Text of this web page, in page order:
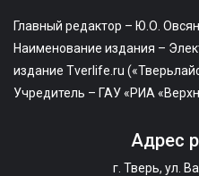
Главный редактор – Ю.О.
Наименование издания –
издание Tverlife.ru
Учредитель – ГАУ «РИА
Адрес
г. Тверь, ул.